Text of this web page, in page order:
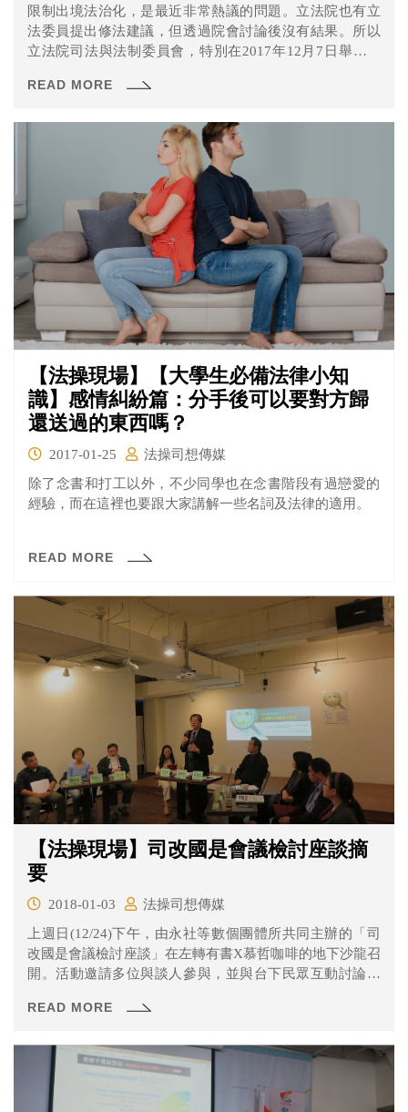
限制出境法治化，是最近非常熱議的問題。立法院也有立
法委員提出修法建議，但透過院會討論後沒有結果。所以
立法院司法與法制委員會，特別在2017年12月7日舉辦了
議，供立法院參考。
READ MORE
【法操現場】【大學生必備法律小知
識】感情糾紛篇：分手後可以要對方歸
還送過的東西嗎？
2017-01-25
法操司想傳媒
除了念書和打工以外，不少同學也在念書階段有過戀愛的
經驗，而在這裡也要跟大家講解一些名詞及法律的適用。
READ MORE
【法操現場】司改國是會議檢討座談摘
要
2018-01-03
法操司想傳媒
上週日(12/24)下午，由永社等數個團體所共同主辦的「司
改國是會議檢討座談」在左轉有書X慕哲咖啡的地下沙龍召
開。活動邀請多位與談人參與，並與台下民眾互動討論司
READ MORE